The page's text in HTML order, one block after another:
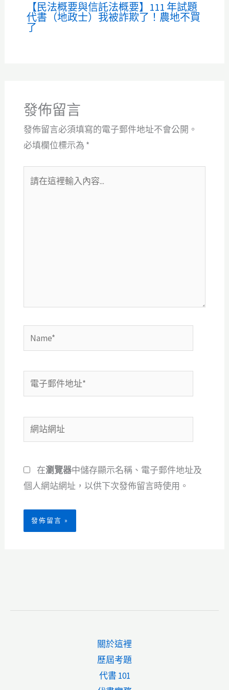
【民法概要與信託法概要】111 年試題
代書（地政士）我被詐欺了！農地不買
了
發佈留言
發佈留言必須填寫的電子郵件地址不會公開。
必填欄位標示為 *
Name*
電
子
件
地
*
網
站
址
在瀏覽器中儲存顯示名稱、電子郵件地址及
個人網站網址，以供下次發佈留言時使用。
關於這裡
歷屆考題
代書 101